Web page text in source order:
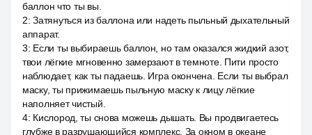
баллон что ты вы.
2:Затянуться из баллона или надеть пыльный дыхательный
аппарат.
3: Если ты выбираешь баллон, но там оказался жидкий азот,
твои лёгкие мгновенно замерзают в темноте. Пити просто
наблюдает, как ты падаешь. Игра окончена. Если ты выбрал
маску, ты прижимаешь пыльную маску к лицу лёгкие
наполняет чистый.
4: Кислород, ты снова можешь дышать. Вы продвигаетесь
глубже в разрушающийся комплекс. За окном в океане